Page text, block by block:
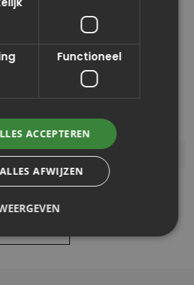
Accountmanager
Functioneel
ACCEPTEREN
ALLES AFWIJZEN